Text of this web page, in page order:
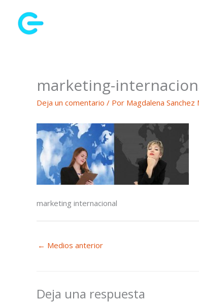
contenido
marketing-
Deja un comentario / Por Magdalena Sanchez
marketing internacional
← Medios anterior
Deja una respuesta